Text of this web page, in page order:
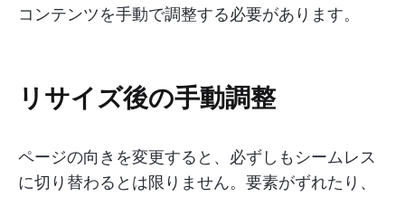
コンテンツを手動で調整する必要があります。
リサイズ後の手動調整
ページの向きを変更すると、必ずしもシームレス
に切り替わるとは限りません。要素がずれたり、